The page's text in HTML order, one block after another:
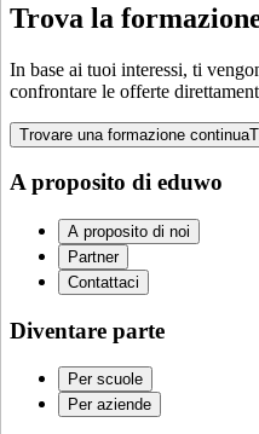
Trova la
In base ai tuoi interessi, ti
confrontare le offerte
Trovare una formazione continua
A proposito di eduwo
A proposito di noi
Partner
Contattaci
Diventare parte
Per scuole
Per aziende